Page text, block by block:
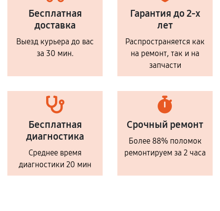
Бесплатная
доставка
Выезд курьера до вас
за 30 мин.
Гарантия до 2-х
лет
Распространяется как
на ремонт, так и на
запчасти
Бесплатная
диагностика
Среднее время
диагностики 20 мин
Срочный ремонт
Более 88% поломок
ремонтируем за 2 часа